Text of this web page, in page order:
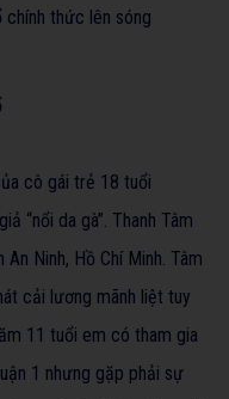
cô gái trẻ 18 tuổi
“nổi da gà”. Thanh Tâm
Ninh, Hồ Chí Minh. Tâm
cải lương mãnh liệt tuy
11 tuổi em có tham gia
1 nhưng gặp phải sự